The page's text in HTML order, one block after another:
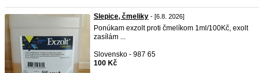
Slepice, čmeliky - [6.8. 2026]
Ponúkam exzolt proti čmelíkom 1ml/100Kč, exolt
zasílám ...
Slovensko - 987 65
100 Kč